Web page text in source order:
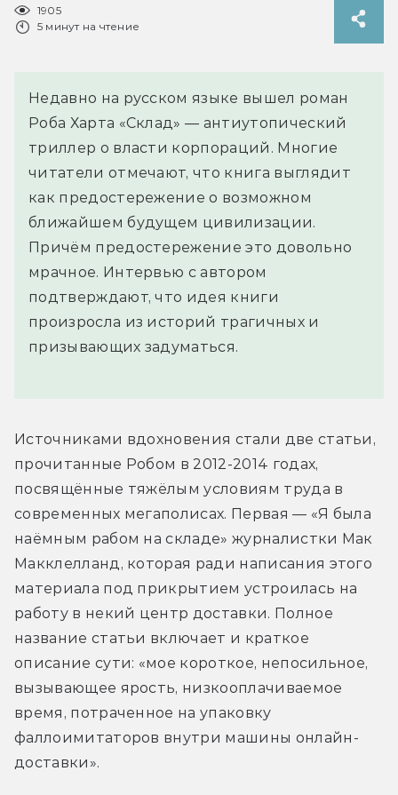
1905
5 минут на чтение
Недавно на русском языке вышел роман
Роба Харта «Склад» — антиутопический
триллер о власти корпораций. Многие
читатели отмечают, что книга выглядит
как предостережение о возможном
ближайшем будущем цивилизации.
Причём предостережение это довольно
мрачное. Интервью с автором
подтверждают, что идея книги
произросла из историй трагичных и
призывающих задуматься.
Источниками вдохновения стали две статьи,
прочитанные Робом в 2012-2014 годах,
посвящённые тяжёлым условиям труда в
современных мегаполисах. Первая — «Я была
наёмным рабом на складе» журналистки Мак
Макклелланд, которая ради написания этого
материала под прикрытием устроилась на
работу в некий центр доставки. Полное
название статьи включает и краткое
описание сути: «мое короткое, непосильное,
вызывающее ярость, низкооплачиваемое
время, потраченное на упаковку
фаллоимитаторов внутри машины онлайн-
доставки».